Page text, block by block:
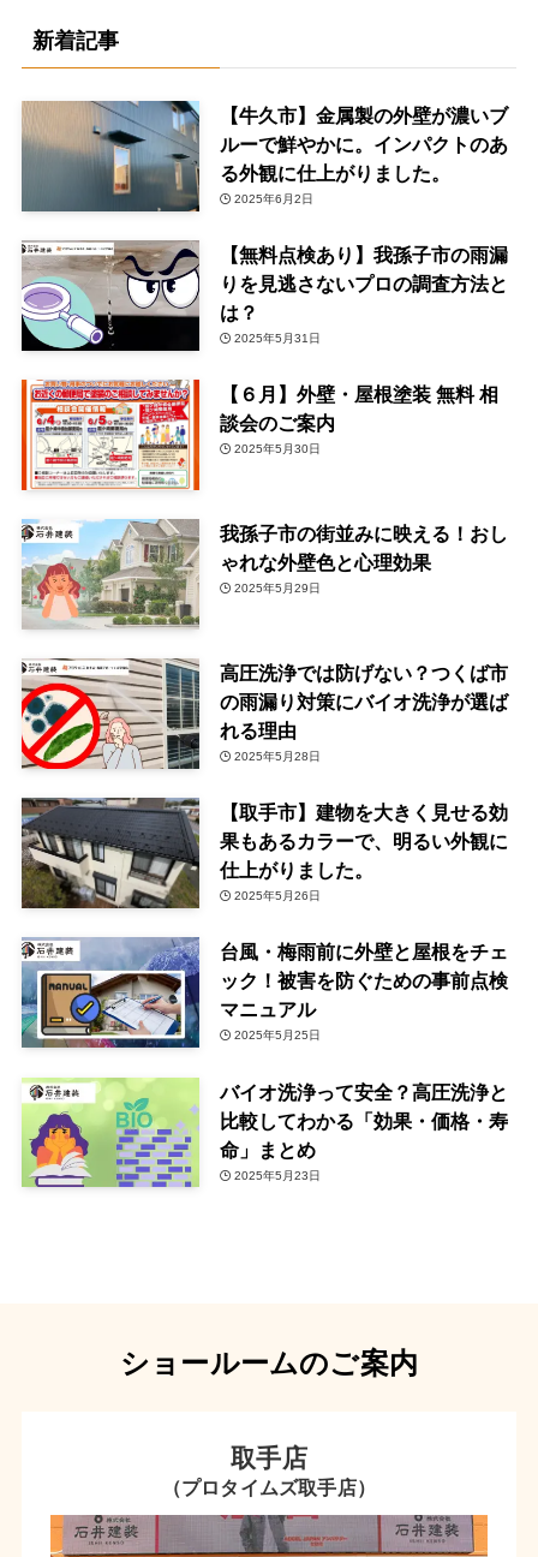
新着記事
【牛久市】金属製の外壁が濃いブ
ルーで鮮やかに。インパクトのあ
る外観に仕上がりました。
2025年6月2日
【無料点検あり】我孫子市の雨漏
りを見逃さないプロの調査方法と
は？
2025年5月31日
【６月】外壁・屋根塗装 無料 相
談会のご案内
2025年5月30日
我孫子市の街並みに映える！おし
ゃれな外壁色と心理効果
2025年5月29日
高圧洗浄では防げない？つくば市
の雨漏り対策にバイオ洗浄が選ば
れる理由
2025年5月28日
【取手市】建物を大きく見せる効
果もあるカラーで、明るい外観に
仕上がりました。
2025年5月26日
台風・梅雨前に外壁と屋根をチェ
ック！被害を防ぐための事前点検
マニュアル
2025年5月25日
バイオ洗浄って安全？高圧洗浄と
比較してわかる「効果・価格・寿
命」まとめ
2025年5月23日
ショールームのご案内
取手店
（プロタイムズ取手店）